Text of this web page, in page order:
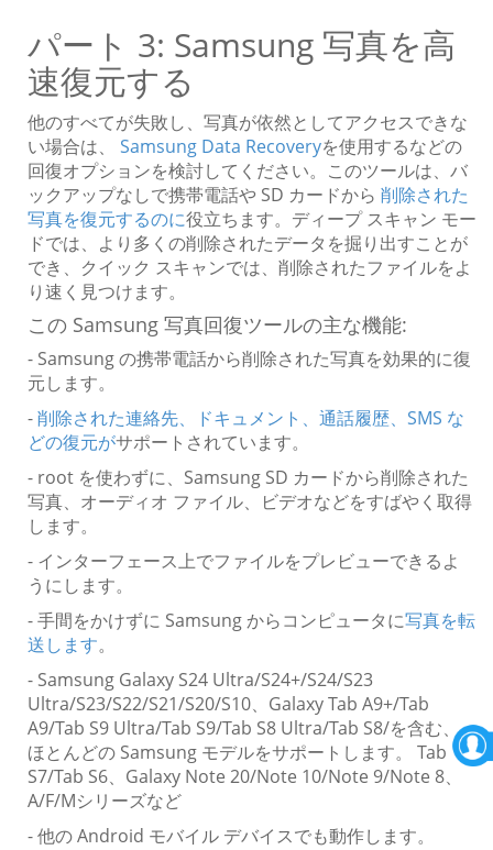
パート 3: Samsung 写真を高
速復元する
他のすべてが失敗し、写真が依然としてアクセスできな
い場合は、 Samsung Data Recoveryを使用するなどの
回復オプションを検討してください。このツールは、バ
ックアップなしで携帯電話や SD カードから 削除された
写真を復元するのに役立ちます。ディープ スキャン モー
ドでは、より多くの削除されたデータを掘り出すことが
でき、クイック スキャンでは、削除されたファイルをよ
り速く見つけます。
この Samsung 写真回復ツールの主な機能:
- Samsung の携帯電話から削除された写真を効果的に復
元します。
-削除された連絡先、ドキュメント、通話履歴、SMS な
どの復元がサポートされています。
- root を使わずに、Samsung SD カードから削除された
写真、オーディオ ファイル、ビデオなどをすばやく取得
します。
- インターフェース上でファイルをプレビューできるよ
うにします。
- 手間をかけずに Samsung からコンピュータに写真を転
送します。
- Samsung Galaxy S24 Ultra/S24+/S24/S23
Ultra/S23/S22/S21/S20/S10、Galaxy Tab A9+/Tab
A9/Tab S9 Ultra/Tab S9/Tab S8 Ultra/Tab S8/を含む、
ほとんどの Samsung モデルをサポートします。 Tab
S7/Tab S6、Galaxy Note 20/Note 10/Note 9/Note 8、
A/F/Mシリーズなど
- 他の Android モバイル デバイスでも動作します。